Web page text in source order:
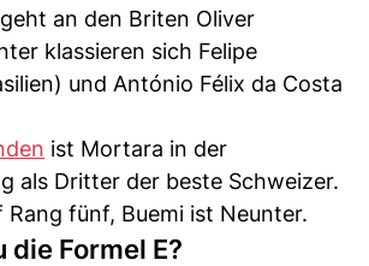
an den Briten Oliver
klassieren sich Felipe
und António Félix da Costa
ist Mortara in der
als Dritter der beste Schweizer.
fünf, Buemi ist Neunter.
Formel E?